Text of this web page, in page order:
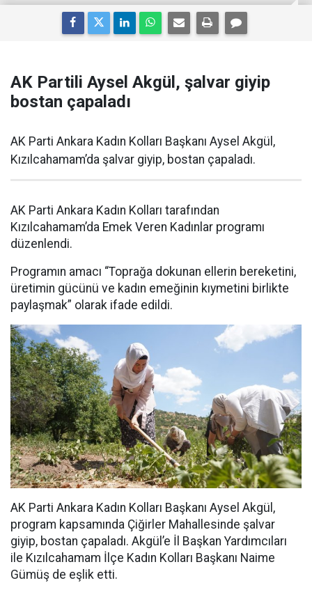
AK Partili Aysel Akgül, şalvar giyip
bostan çapaladı
AK Parti Ankara Kadın Kolları Başkanı Aysel Akgül,
Kızılcahamam’da şalvar giyip, bostan çapaladı.
AK Parti Ankara Kadın Kolları tarafından
Kızılcahamam’da Emek Veren Kadınlar programı
düzenlendi.
Programın amacı “Toprağa dokunan ellerin bereketini,
üretimin gücünü ve kadın emeğinin kıymetini birlikte
paylaşmak” olarak ifade edildi.
AK Parti Ankara Kadın Kolları Başkanı Aysel Akgül,
program kapsamında Çiğirler Mahallesinde şalvar
giyip, bostan çapaladı. Akgül’e İl Başkan Yardımcıları
ile Kızılcahamam İlçe Kadın Kolları Başkanı Naime
Gümüş de eşlik etti.